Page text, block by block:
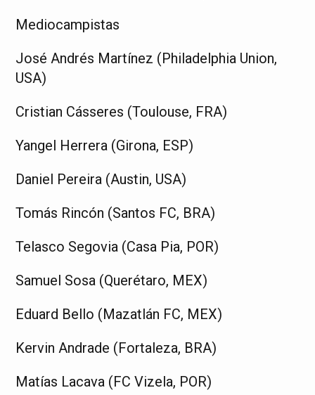
Mediocampistas
José Andrés Martínez (Philadelphia Union,
USA)
Cristian Cásseres (Toulouse, FRA)
Yangel Herrera (Girona, ESP)
Daniel Pereira (Austin, USA)
Tomás Rincón (Santos FC, BRA)
Telasco Segovia (Casa Pia, POR)
Samuel Sosa (Querétaro, MEX)
Eduard Bello (Mazatlán FC, MEX)
Kervin Andrade (Fortaleza, BRA)
Matías Lacava (FC Vizela, POR)